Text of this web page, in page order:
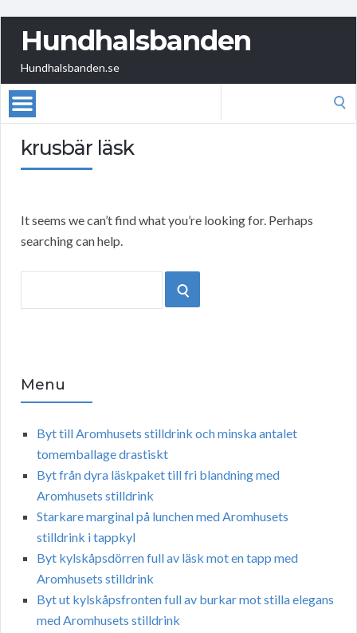
Hundhalsbanden
Hundhalsbanden.se
krusbär läsk
It seems we can’t find what you’re looking for. Perhaps
searching can help.
SEARCH
Menu
Byt till Aromhusets stilldrink och minska antalet
tomemballage drastiskt
Byt från dyra läskpaket till fri blandning med
Aromhusets stilldrink
Starkare marginal på lunchen med Aromhusets
stilldrink i tappkyl
Byt kylskåpsdörren full av läsk mot en tapp med
Aromhusets stilldrink
Byt ut kylskåpsfronten full av burkar mot stilla elegans
med Aromhusets stilldrink